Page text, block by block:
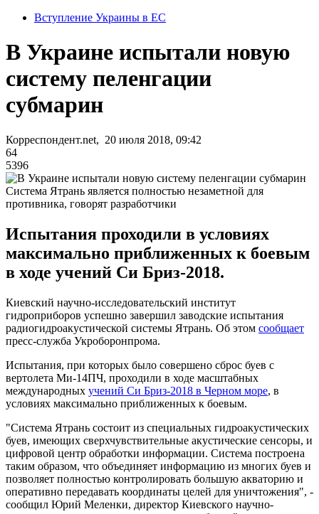
Вступление Украины в ЕС
В Украине испытали новую
систему пеленгации
субмарин
Корреспондент.net, 20 июля 2018, 09:42
64
5396
Система Ятрань является полностью незаметной для
противника, говорят разработчики
Испытания проходили в условиях
максимально приближенных к боевым
в ходе учений Си Бриз-2018.
Киевский научно-исследовательский институт
гидроприборов успешно завершил заводские испытания
радиогидроакустической системы Ятрань. Об этом сообщает
пресс-служба Укроборонпрома.
Испытания, при которых было совершено сброс буев с
вертолета Ми-14ПЧ, проходили в ходе масштабных
международных учений Си Бриз-2018 в Черном море, в
условиях максимально приближенных к боевым.
"Система Ятрань состоит из специальных гидроакустических
буев, имеющих сверхчувствительные акустические сенсоры, и
цифровой центр обработки информации. Система построена
таким образом, что объединяет информацию из многих буев и
позволяет полностью контролировать большую акваторию и
оперативно передавать координаты целей для уничтожения", -
сообщил Юрий Меленки, директор Киевского научно-